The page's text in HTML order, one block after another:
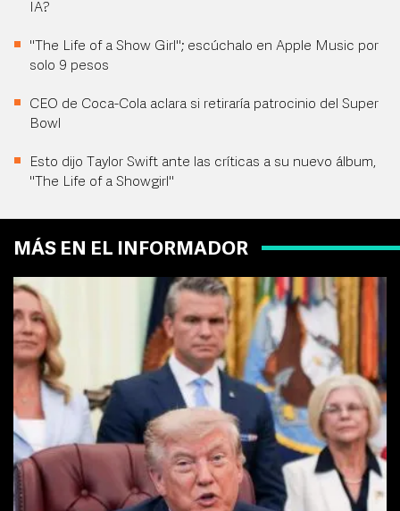
IA?
"The Life of a Show Girl"; escúchalo en Apple Music por
solo 9 pesos
CEO de Coca-Cola aclara si retiraría patrocinio del Super
Bowl
Esto dijo Taylor Swift ante las críticas a su nuevo álbum,
"The Life of a Showgirl"
MÁS EN EL INFORMADOR